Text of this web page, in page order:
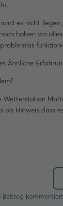
es nicht
haben wo
Ähnliche
als Hinweis dass
Beitrag